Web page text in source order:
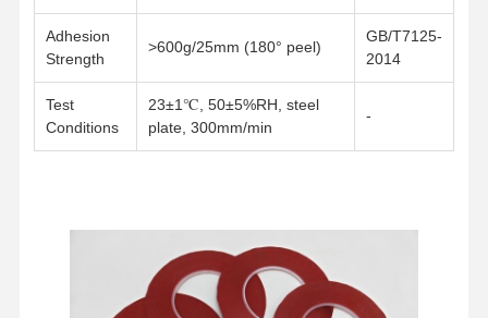
Προϊόντα Εμφάνιση VR
Adhesion
Strength
>600g/25mm (180° peel)
GB/T7125-
2014
Test
Conditions
23±1℃, 50±5%RH, steel
plate, 300mm/min
-